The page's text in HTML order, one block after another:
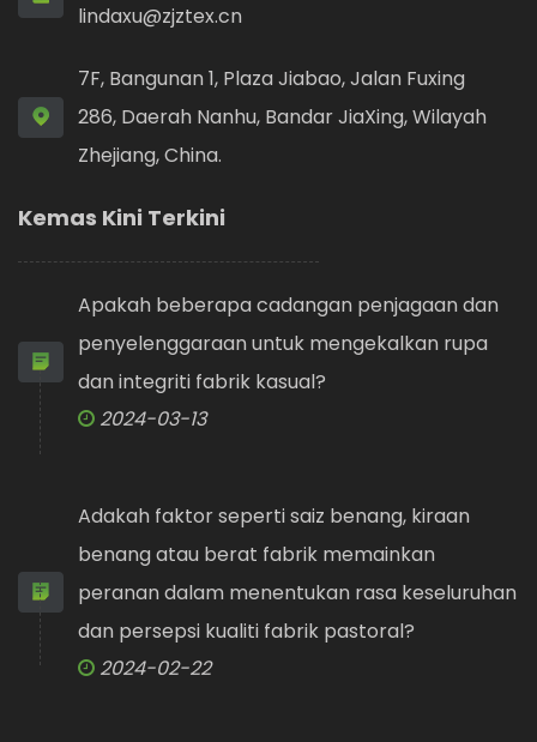
lindaxu@zjztex.cn
7F, Bangunan 1, Plaza Jiabao, Jalan Fuxing
286, Daerah Nanhu, Bandar JiaXing, Wilayah
Zhejiang, China.
Kemas Kini Terkini
Apakah beberapa cadangan penjagaan dan
penyelenggaraan untuk mengekalkan rupa
dan integriti fabrik kasual?
2024-03-13
Adakah faktor seperti saiz benang, kiraan
benang atau berat fabrik memainkan
peranan dalam menentukan rasa keseluruhan
dan persepsi kualiti fabrik pastoral?
2024-02-22